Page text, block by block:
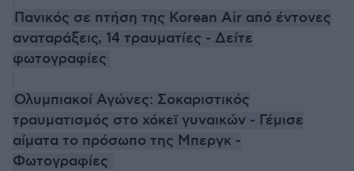
Πανικός σε πτήση της Korean Air από έντονες
αναταράξεις, 14 τραυματίες - Δείτε
φωτογραφίες
Ολυμπιακοί Αγώνες: Σοκαριστικός
τραυματισμός στο χόκεϊ γυναικών - Γέμισε
αίματα το πρόσωπο της Μπεργκ -
Φωτογραφίες